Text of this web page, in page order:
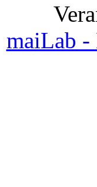
maiLab -